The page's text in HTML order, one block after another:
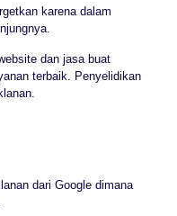
karena dalam
dan jasa buat
terbaik. Penyelidikan
dari Google dimana